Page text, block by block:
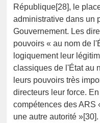
République[28], le
administrative dans un
Gouvernement. Les
pouvoirs « au nom de
logiquement leur
classiques de l'État au
leurs pouvoirs très
directeurs leur force.
compétences des ARS
une autre autorité